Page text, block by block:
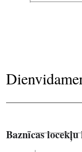
Baznīcas